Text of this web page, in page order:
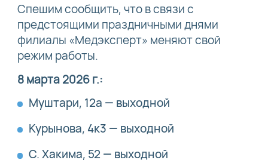
Спешим сообщить, что в связи с
предстоящими праздничными днями
филиалы «Медэксперт» меняют свой
режим работы.
8 марта 2026 г.:
Муштари, 12а — выходной
Курынова, 4к3 — выходной
С. Хакима, 52 — выходной